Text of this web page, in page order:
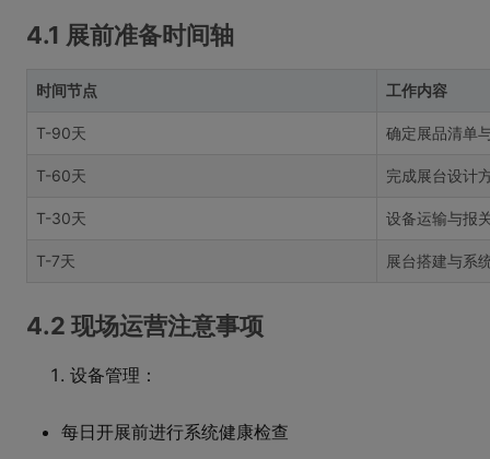
4.1 展前准备时间轴
时间节点 工作内容
T-90天 确定展品清单
T-60天 完成展台设计
T-30天 设备运输与报
T-7天 展台搭建与系
4.2 现场运营注意事项
设备管理：
每日开展前进行系统健康检查